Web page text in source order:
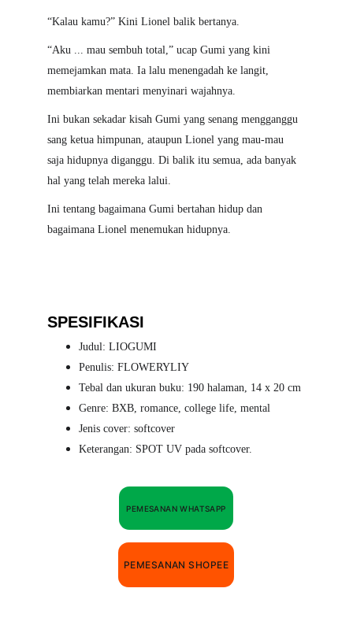
“Kalau kamu?” Kini Lionel balik bertanya.
“Aku ... mau sembuh total,” ucap Gumi yang kini
memejamkan mata. Ia lalu menengadah ke langit,
membiarkan mentari menyinari wajahnya.
Ini bukan sekadar kisah Gumi yang senang mengganggu
sang ketua himpunan, ataupun Lionel yang mau-mau
saja hidupnya diganggu. Di balik itu semua, ada banyak
hal yang telah mereka lalui.
Ini tentang bagaimana Gumi bertahan hidup dan
bagaimana Lionel menemukan hidupnya.
SPESIFIKASI
Judul: LIOGUMI
Penulis: FLOWERYLIY
Tebal dan ukuran buku: 190 halaman, 14 x 20 cm
Genre: BXB, romance, college life, mental
Jenis cover: softcover
Keterangan: SPOT UV pada softcover.
PEMESANAN WHATSAPP
PEMESANAN SHOPEE